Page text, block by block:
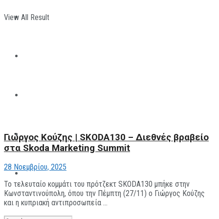
ΠΑΡΑΘΛΗΤΙΣΜΟΣ
ΠΑΝΕΠΙΣΤΗΜΙΑΚΟΣ
The All Sportcaster
View All Result
Γιώργος Κούζης | SKODA130 – Διεθνές βραβείο
στα Skoda Marketing Summit
28 Νοεμβρίου, 2025
Το τελευταίο κομμάτι του πρότζεκτ SKODA130 μπήκε στην
Κωνσταντινούπολη, όπου την Πέμπτη (27/11) ο Γιώργος Κούζης
και η κυπριακή αντιπροσωπεία ...